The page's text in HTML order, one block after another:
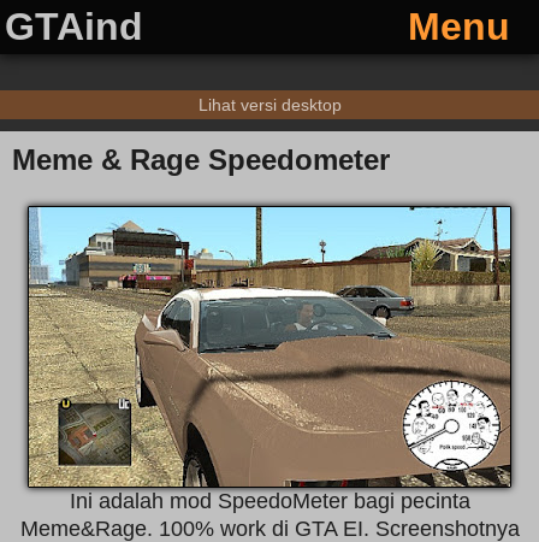
GTAind Menu
Lihat versi desktop
Meme & Rage Speedometer
Ini adalah mod SpeedoMeter bagi pecinta
Meme&Rage. 100% work di GTA EI. Screenshotnya